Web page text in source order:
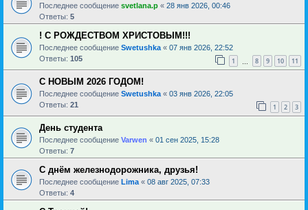
Последнее сообщение svetlana.p « 28 янв 2026, 00:46
Ответы: 5
! С РОЖДЕСТВОМ ХРИСТОВЫМ!!!
Последнее сообщение Swetushka « 07 янв 2026, 22:52
Ответы: 105 1 8 9 10 11
С НОВЫМ 2026 ГОДОМ!
Последнее сообщение Swetushka « 03 янв 2026, 22:05
Ответы: 21 1 2 3
День студента
Последнее сообщение Varwen « 01 сен 2025, 15:28
Ответы: 7
С днём железнодорожника, друзья!
Последнее сообщение Lima « 08 авг 2025, 07:33
Ответы: 4